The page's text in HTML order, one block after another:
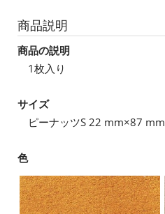
商品説明
商品の説明
1枚入り
サイズ
ピーナッツS 22 mm×87 mm
色